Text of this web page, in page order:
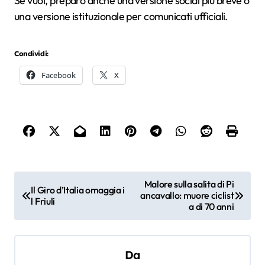
una versione istituzionale per comunicati ufficiali.
Condividi:
Facebook X
a
v
i
Il Giro d’Italia omaggia i
l Friuli
Malore sulla salita di Pi
ancavallo: muore ciclist
a di 70 anni
Da